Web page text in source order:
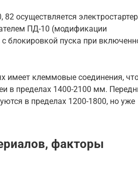
осуществляется
ПД-10 (модификации
блокировкой пуска при
имеет клеммовые соединения,
в пределах 1400-2100 мм.
в пределах 1200-1800, но уже
факторы